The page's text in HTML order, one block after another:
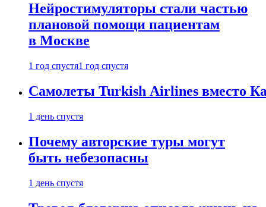
Нейростимуляторы стали частью
плановой помощи пациентам
в Москве
1 год спустя1 год спустя
Самолеты Turkish Airlines вместо
1 день спустя
Почему авторские туры могут
быть небезопасны
1 день спустя